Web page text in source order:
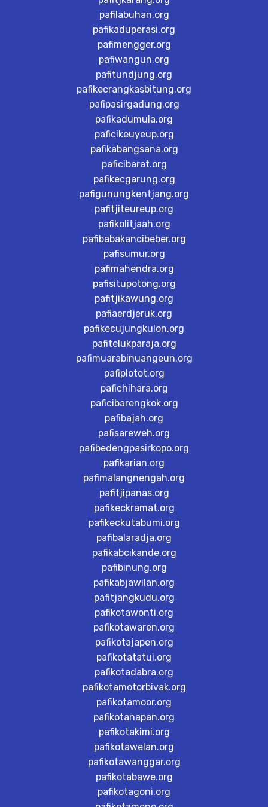
pafilabuhan.org
pafikaduperasi.org
pafimengger.org
pafiwangun.org
pafitundjung.org
pafikecrangkasbitung.org
pafipasirgadung.org
pafikadumula.org
paficikeuyeup.org
pafikabangsana.org
paficibarat.org
pafikecgarung.org
pafigunungkentjang.org
pafitjiteureup.org
pafikolitjaah.org
pafibabakancibeber.org
pafisumur.org
pafimahendra.org
pafisitupotong.org
pafitjikawung.org
pafiaerdjeruk.org
pafikecujungkulon.org
pafitelukparaja.org
pafimuarabinuangeun.org
pafiplotot.org
pafichihara.org
paficibarengkok.org
pafibajah.org
pafisareweh.org
pafibedengpasirkopo.org
pafikarian.org
pafimalangnengah.org
pafitjipanas.org
pafikeckramat.org
pafikeckutabumi.org
pafibalaradja.org
pafikabcikande.org
pafibinung.org
pafikabjawilan.org
pafitjangkudu.org
pafikotawonti.org
pafikotawaren.org
pafikotajapen.org
pafikotatatui.org
pafikotadabra.org
pafikotamotorbivak.org
pafikotamoor.org
pafikotanapan.org
pafikotakimi.org
pafikotawelan.org
pafikotawanggar.org
pafikotabawe.org
pafikotagoni.org